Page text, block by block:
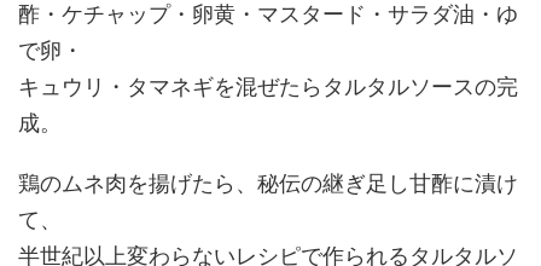
酢・ケチャップ・卵黄・マスタード・サラダ油・ゆ
で卵・
キュウリ・タマネギを混ぜたらタルタルソースの完
成。
鶏のムネ肉を揚げたら、秘伝の継ぎ足し甘酢に漬け
て、
半世紀以上変わらないレシピで作られるタルタルソ